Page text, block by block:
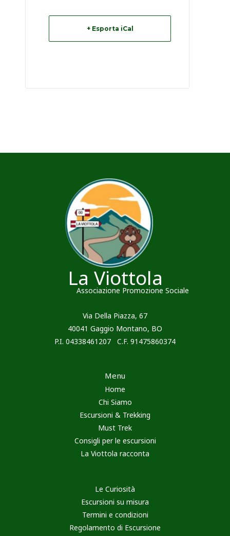
+ Esporta iCal
La Viottola
Associazione Promozione Sociale
Via Della Piazza, 67
40041 Gaggio Montano, BO
P.I. 04338461207 C.F. 91475860374
Menu
Home
Chi Siamo
Escursioni & Trekking
Must Trek
Consigli per le escursioni
La Viottola racconta
Le Curiosità
Escursioni su misura
Termini e condizioni
Regolamento di Escursione